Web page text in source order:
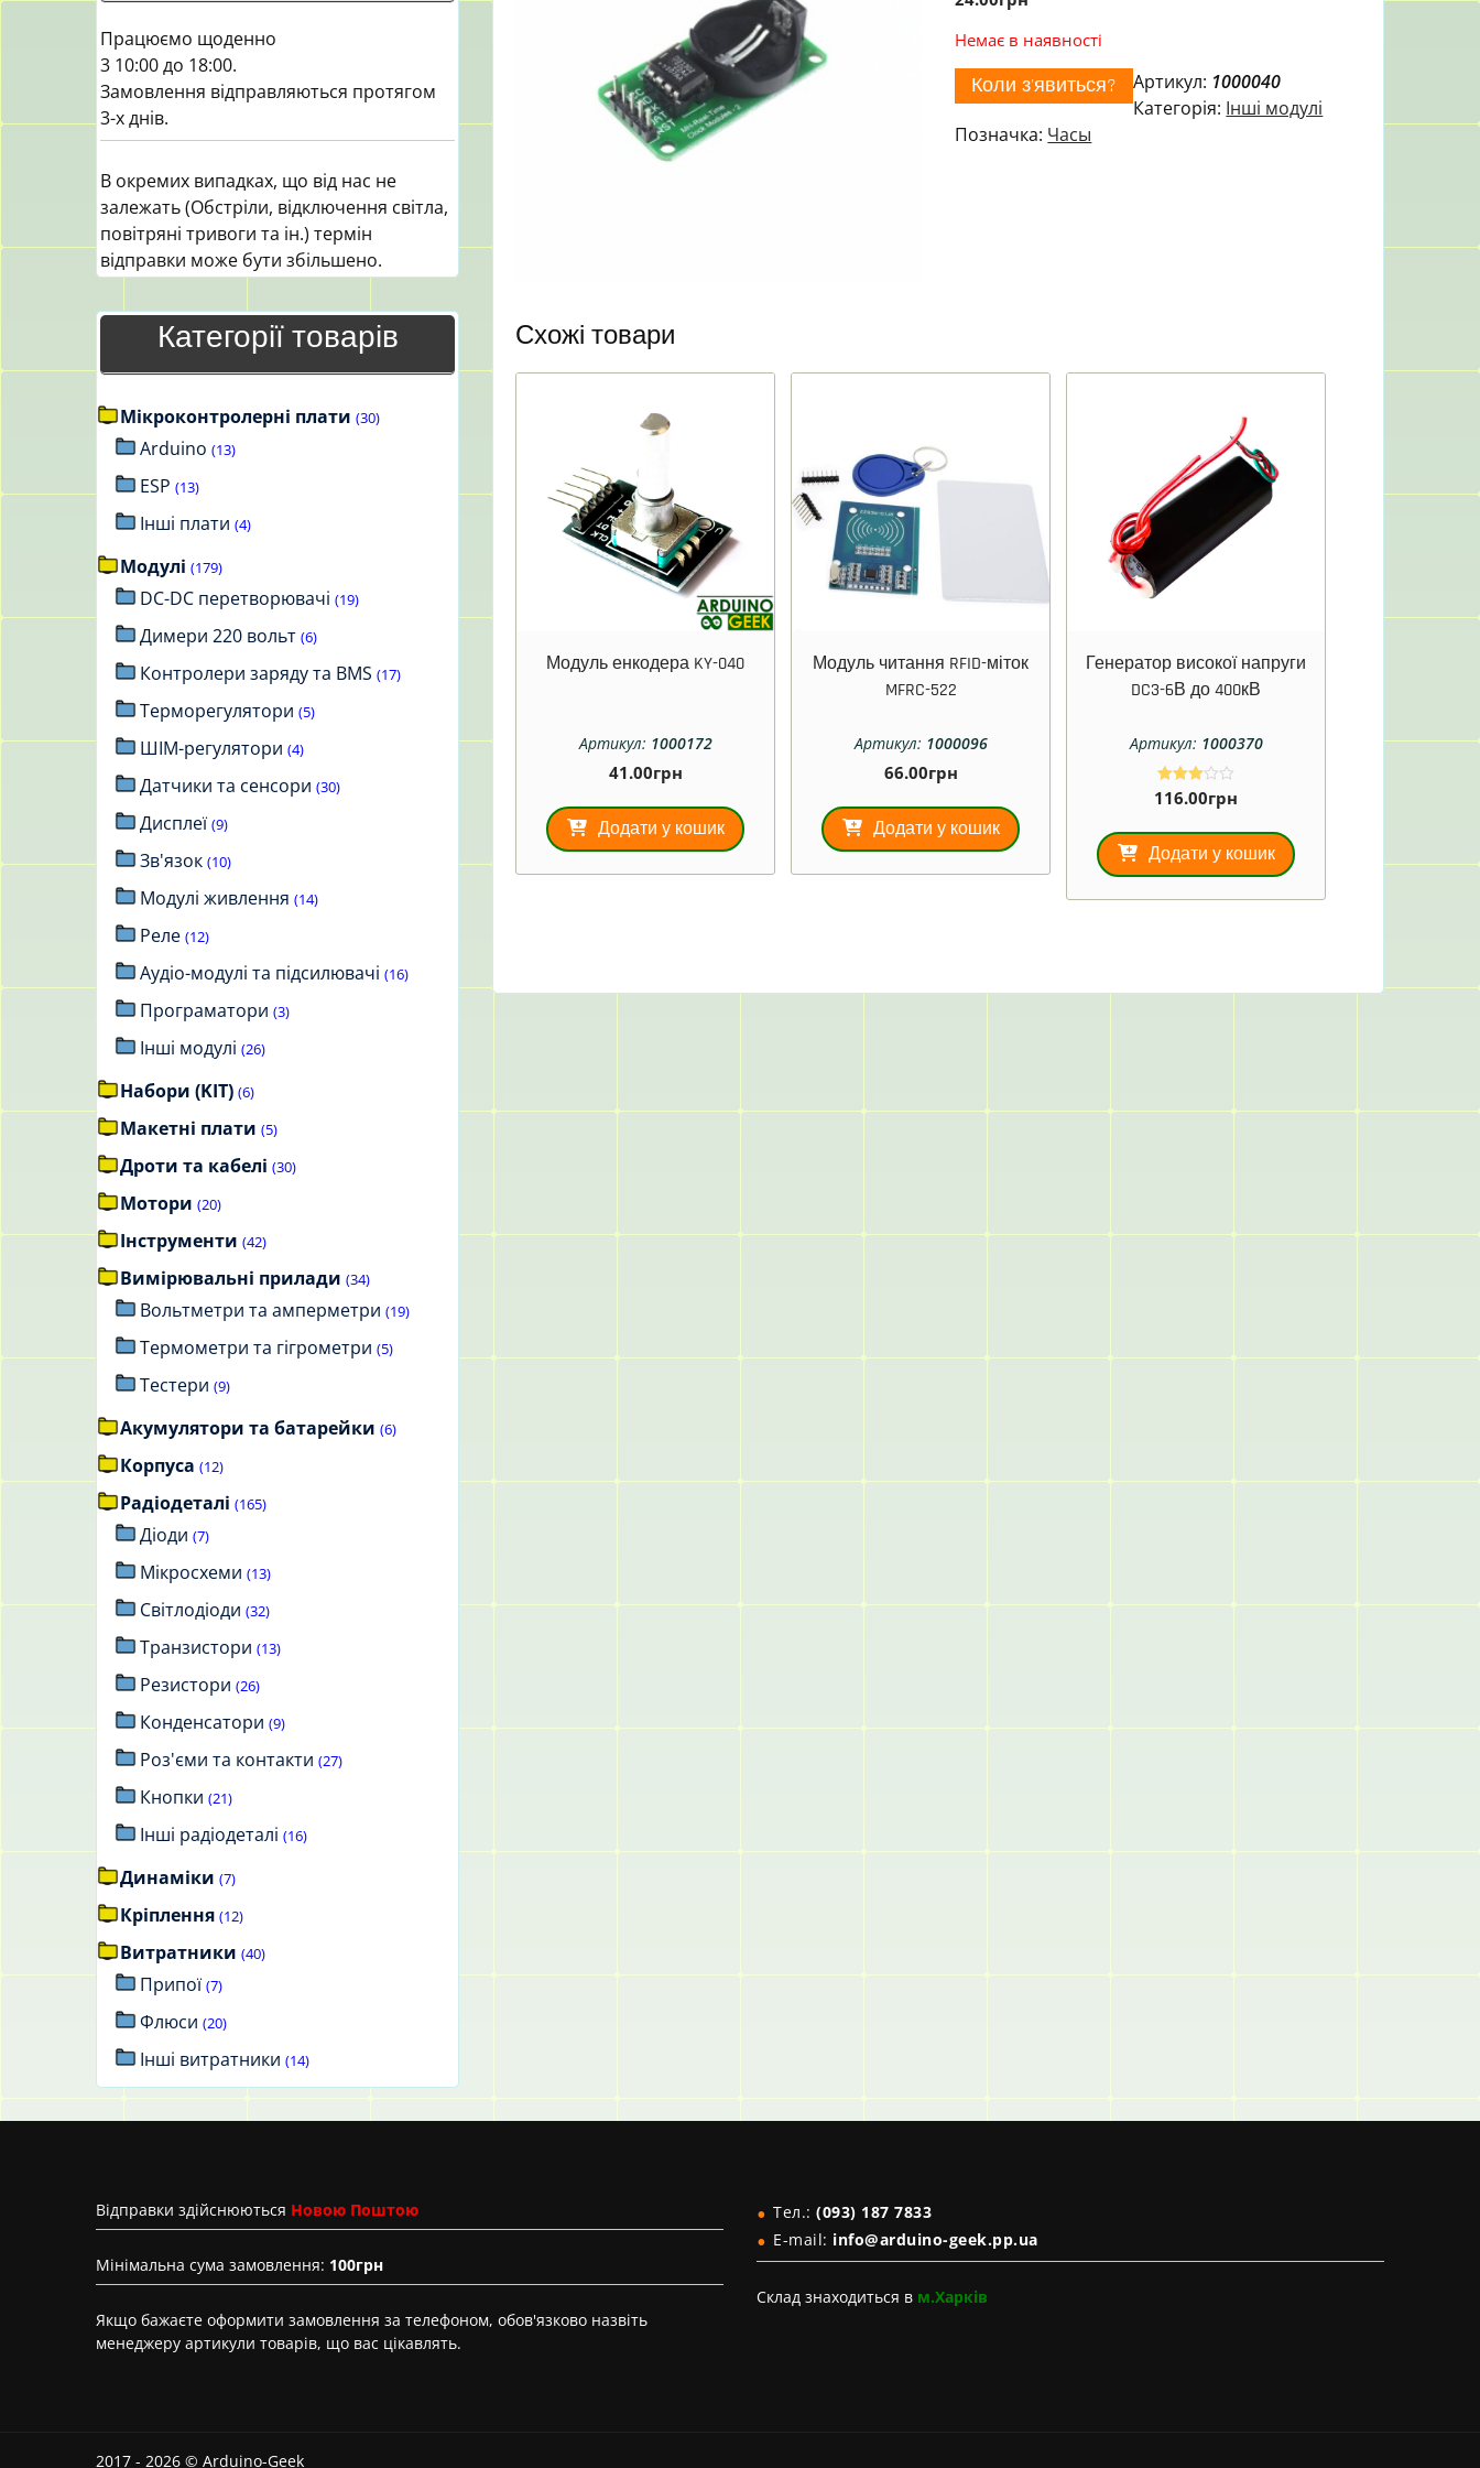
Немає в наявності
Коли з'явиться? Артикул: 1000040
Категорія: Інші модулі
Позначка: Часы
Схожі товари
Модуль енкодера KY-040
Артикул: 1000172
41.00грн
Додати у кошик
Модуль читання RFID-міток
MFRC-522
Артикул: 1000096
66.00грн
Додати у кошик
Генератор високої напруги
DC3-6В до 400кВ
Артикул: 1000370
Оцінен
о в
з 5
116.00грн
Додати у кошик
Працюємо щоденно
3 10:00 до 18:00.
Замовлення відправляються протягом
3-х днів.
В окремих випадках, що від нас не
залежать (Обстріли, відключення світла,
повітряні тривоги та ін.) термін
відправки може бути збільшено.
Категорії товарів
Мікроконтролерні плати (30)
Arduino (13)
ESP (13)
Інші плати (4)
Модулі (179)
DC-DC перетворювачі (19)
Димери 220 вольт (6)
Контролери заряду та BMS (17)
Терморегулятори (5)
ШІМ-регулятори (4)
Датчики та сенсори (30)
Дисплеї (9)
Зв'язок (10)
Модулі живлення (14)
Реле (12)
Аудіо-модулі та підсилювачі (16)
Програматори (3)
Інші модулі (26)
Набори (KIT) (6)
Макетні плати (5)
Дроти та кабелі (30)
Мотори (20)
Інструменти (42)
Вимірювальні прилади (34)
Вольтметри та амперметри (19)
Термометри та гігрометри (5)
Тестери (9)
Акумулятори та батарейки (6)
Корпуса (12)
Радіодеталі (165)
Діоди (7)
Мікросхеми (13)
Світлодіоди (32)
Транзистори (13)
Резистори (26)
Конденсатори (9)
Роз'єми та контакти (27)
Кнопки (21)
Інші радіодеталі (16)
Динаміки (7)
Кріплення (12)
Витратники (40)
Припої (7)
Флюси (20)
Інші витратники (14)
Вiдправки здійснюються Новою Поштою
Мінімальна сума замовлення: 100грн
Якщо бажаєте оформити замовлення за телефоном, обов'язково назвіть
менеджеру артикули товарів, що вас цікавлять.
Тел.: (093) 187 7833
E-mail: info@arduino-geek.pp.ua
Склад знаходиться в м.Харків
2017 - 2026 © Arduino-Geek